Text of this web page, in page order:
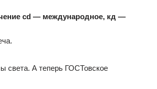
cd — международное, кд —
света. А теперь ГОСТовское